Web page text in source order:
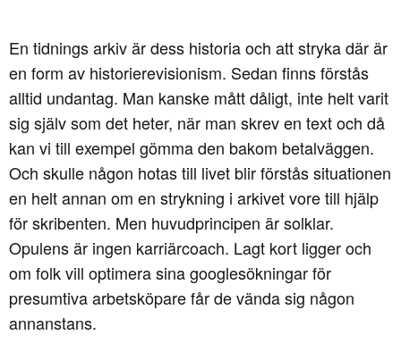
En tidnings arkiv är dess historia och att stryka där är
en form av historierevisionism. Sedan finns förstås
alltid undantag. Man kanske mått dåligt, inte helt varit
sig själv som det heter, när man skrev en text och då
kan vi till exempel gömma den bakom betalväggen.
Och skulle någon hotas till livet blir förstås situationen
en helt annan om en strykning i arkivet vore till hjälp
för skribenten. Men huvudprincipen är solklar.
Opulens är ingen karriärcoach. Lagt kort ligger och
om folk vill optimera sina googlesökningar för
presumtiva arbetsköpare får de vända sig någon
annanstans.